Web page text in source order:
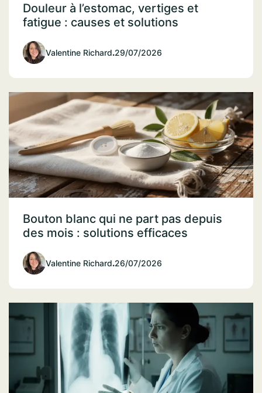
Douleur à l’estomac, vertiges et
fatigue : causes et solutions
Valentine Richard.29/07/2026
Bouton blanc qui ne part pas depuis
des mois : solutions efficaces
Valentine Richard.26/07/2026